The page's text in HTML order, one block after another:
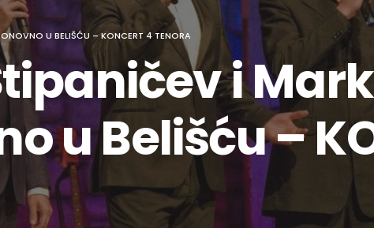
U BELIŠĆU – KONCERT 4 TENORA
i
u Belišću –